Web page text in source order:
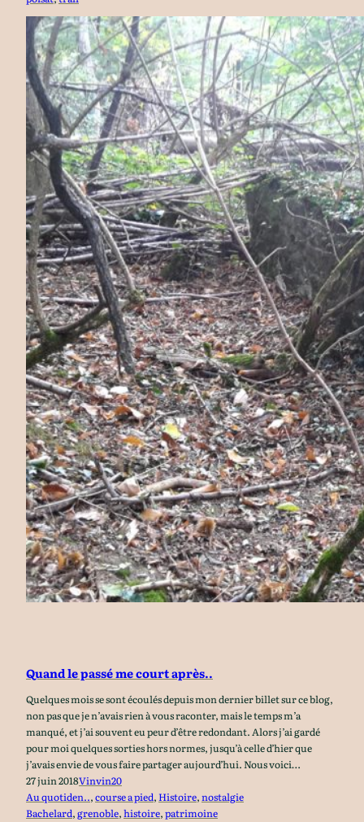
Quand le passé me court après..
Quelques mois se sont écoulés depuis mon dernier billet sur ce blog,
non pas que je n’avais rien à vous raconter, mais le temps m’a
manqué, et j’ai souvent eu peur d’être redondant. Alors j’ai gardé
pour moi quelques sorties hors normes, jusqu’à celle d’hier que
j’avais envie de vous faire partager aujourd’hui. Nous voici…
27 juin 2018Vinvin20
Au quotiden.., course a pied, Histoire, nostalgie
Bachelard, grenoble, histoire, patrimoine